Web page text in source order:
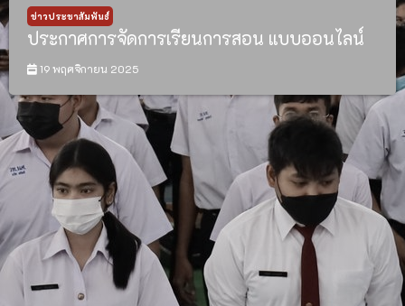
ข่าวประชาสัมพันธ์
ประกาศการจัดการเรียนการสอน แบบออนไลน์
19 พฤศจิกายน 2025